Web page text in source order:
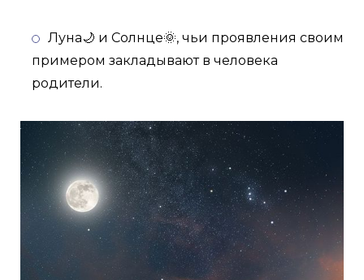
Луна🌙 и Солнце🌞, чьи проявления своим
примером закладывают в человека
родители.